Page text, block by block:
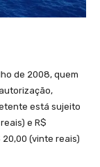
de 2008, quem
está sujeito
e R$
20,00 (vinte reais)